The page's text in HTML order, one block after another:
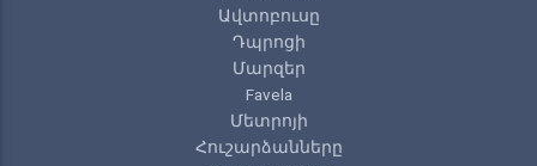
Ավտոբուսը
Դպրոցի
Մարզեր
Favela
Մետրոյի
Հուշարձանները